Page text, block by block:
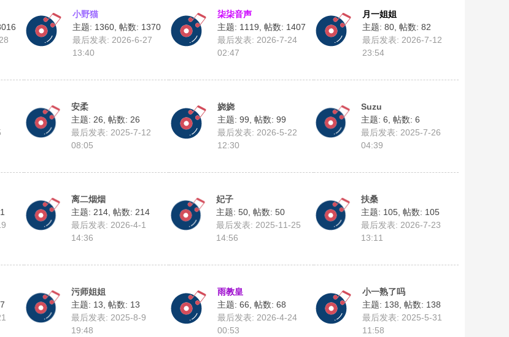
小野猫
主题: 1360 帖数: 1370
最后发表: 2026-6-27
13:40
柒柒音声
主题: 1119 帖数: 1407
最后发表: 2026-7-24
02:47
月一姐姐
主题: 80 帖数: 82
最后发表: 2026-7-12
23:54
安柔
主题: 26 帖数: 26
最后发表: 2025-7-12
08:05
娆娆
主题: 99 帖数: 99
最后发表: 2026-5-22
12:30
Suzu
主题: 6 帖数: 6
最后发表: 2025-7-26
04:39
离二烟烟
主题: 214 帖数: 214
最后发表: 2026-4-1
14:36
妃子
主题: 50 帖数: 50
最后发表: 2025-11-25
14:56
扶桑
主题: 105 帖数: 105
最后发表: 2026-7-23
13:11
污师姐姐
主题: 13 帖数: 13
最后发表: 2025-8-9
19:48
雨教皇
主题: 66 帖数: 68
最后发表: 2026-4-24
00:53
小一熟了吗
主题: 138 帖数: 138
最后发表: 2025-5-31
11:58